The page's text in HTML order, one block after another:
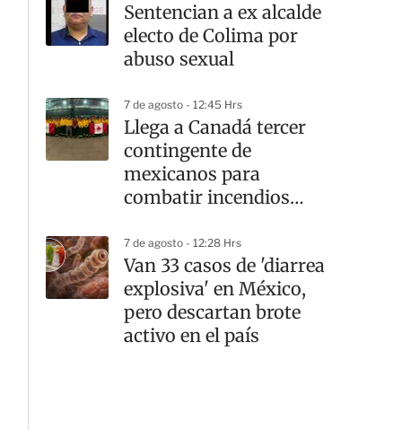
Sentencian a ex alcalde
electo de Colima por
abuso sexual
7 de agosto - 12:45 Hrs
Llega a Canadá tercer
contingente de
mexicanos para
combatir incendios
7 de agosto - 12:28 Hrs
Van 33 casos de 'diarrea
explosiva' en México,
pero descartan brote
activo en el país